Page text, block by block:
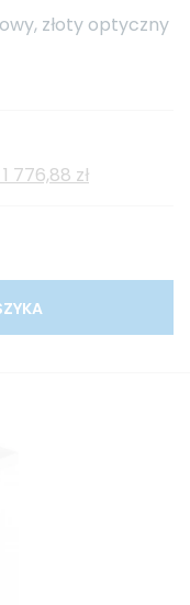
złoty optyczny
776,88 zł